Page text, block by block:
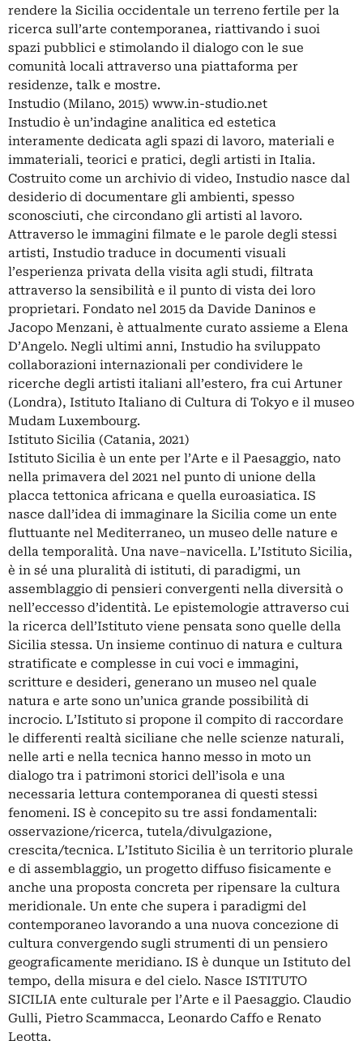
rendere la Sicilia occidentale un terreno fertile per la
ricerca sull’arte contemporanea, riattivando i suoi
spazi pubblici e stimolando il dialogo con le sue
comunità locali attraverso una piattaforma per
residenze, talk e mostre.
Instudio (Milano, 2015) www.in-studio.net
Instudio è un’indagine analitica ed estetica
interamente dedicata agli spazi di lavoro, materiali e
immateriali, teorici e pratici, degli artisti in Italia.
Costruito come un archivio di video, Instudio nasce dal
desiderio di documentare gli ambienti, spesso
sconosciuti, che circondano gli artisti al lavoro.
Attraverso le immagini filmate e le parole degli stessi
artisti, Instudio traduce in documenti visuali
l’esperienza privata della visita agli studi, filtrata
attraverso la sensibilità e il punto di vista dei loro
proprietari. Fondato nel 2015 da Davide Daninos e
Jacopo Menzani, è attualmente curato assieme a Elena
D’Angelo. Negli ultimi anni, Instudio ha sviluppato
collaborazioni internazionali per condividere le
ricerche degli artisti italiani all’estero, fra cui Artuner
(Londra), Istituto Italiano di Cultura di Tokyo e il museo
Mudam Luxembourg.
Istituto Sicilia (Catania, 2021)
Istituto Sicilia è un ente per l’Arte e il Paesaggio, nato
nella primavera del 2021 nel punto di unione della
placca tettonica africana e quella euroasiatica. IS
nasce dall’idea di immaginare la Sicilia come un ente
fluttuante nel Mediterraneo, un museo delle nature e
della temporalità. Una nave–navicella. L’Istituto Sicilia,
è in sé una pluralità di istituti, di paradigmi, un
assemblaggio di pensieri convergenti nella diversità o
nell’eccesso d’identità. Le epistemologie attraverso cui
la ricerca dell’Istituto viene pensata sono quelle della
Sicilia stessa. Un insieme continuo di natura e cultura
stratificate e complesse in cui voci e immagini,
scritture e desideri, generano un museo nel quale
natura e arte sono un’unica grande possibilità di
incrocio. L’Istituto si propone il compito di raccordare
le differenti realtà siciliane che nelle scienze naturali,
nelle arti e nella tecnica hanno messo in moto un
dialogo tra i patrimoni storici dell’isola e una
necessaria lettura contemporanea di questi stessi
fenomeni. IS è concepito su tre assi fondamentali:
osservazione/ricerca, tutela/divulgazione,
crescita/tecnica. L’Istituto Sicilia è un territorio plurale
e di assemblaggio, un progetto diffuso fisicamente e
anche una proposta concreta per ripensare la cultura
meridionale. Un ente che supera i paradigmi del
contemporaneo lavorando a una nuova concezione di
cultura convergendo sugli strumenti di un pensiero
geograficamente meridiano. IS è dunque un Istituto del
tempo, della misura e del cielo. Nasce ISTITUTO
SICILIA ente culturale per l’Arte e il Paesaggio. Claudio
Gulli, Pietro Scammacca, Leonardo Caffo e Renato
Leotta.